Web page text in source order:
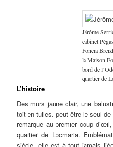
Jérôme
cabinet
Foncia
la Maison
bord de
quartier de
L’histoire
Des murs jaune clair, une
toit en tuiles. peut-être le seul
remarque au premier coup
quartier de Locmaria.
siècle, elle est à tout jamais